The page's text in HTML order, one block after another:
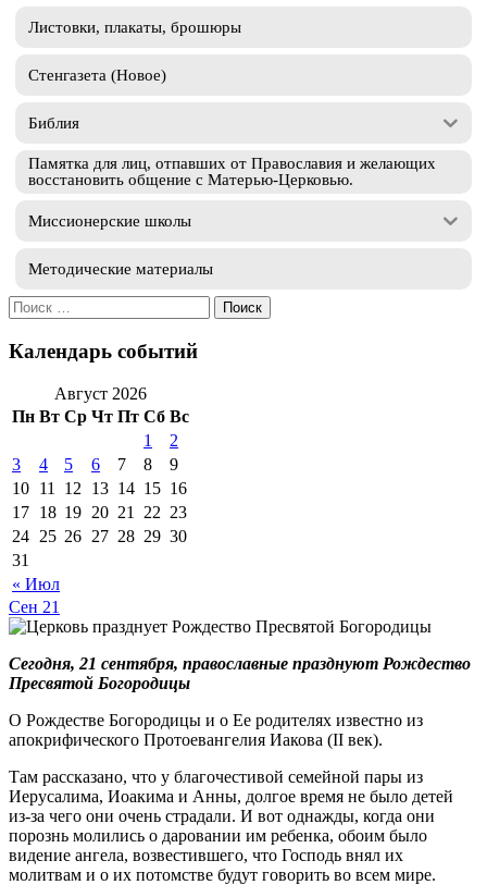
Листовки, плакаты, брошюры
Стенгазета (Новое)
Библия
Памятка для лиц, отпавших от Православия и желающих
восстановить общение с Матерью-Церковью.
Миссионерские школы
Методические материалы
Искать:
Календарь событий
Август 2026
Пн Вт Ср Чт Пт Сб Вс
« Июл
1
2
3
4 5 6 7 8
9
10 11 12 13 14 15 16
17 18 19 20 21 22 23
24 25 26 27 28 29 30
31
Сен 21
Сегодня, 21 сентября, православные празднуют Рождество
Пресвятой Богородицы
О Рождестве Богородицы и о Ее родителях известно из
апокрифического Протоевангелия Иакова (II век).
Там рассказано, что у благочестивой семейной пары из
Иерусалима, Иоакима и Анны, долгое время не было детей
из-за чего они очень страдали. И вот однажды, когда они
порознь молились о даровании им ребенка, обоим было
видение ангела, возвестившего, что Господь внял их
молитвам и о их потомстве будут говорить во всем мире.